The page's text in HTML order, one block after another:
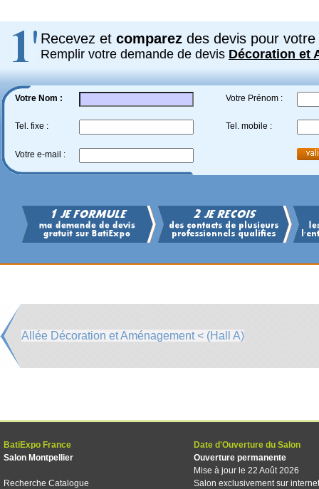
Recevez et comparez des devis pour votre
Remplir votre demande de devis Décoration et
Votre Nom : Votre Prénom :
Tel. fixe : Tel. mobile :
Votre e-mail :
Allée Décoration et Aménagement < (Hall A)
BatiExpo France
Salon Montpellier
Recherche Catalogue
Date d'Ouverture du Salon
Ouverture permanente
Mise à jour le 22 Août 2026
Salon exclusivement sur internet